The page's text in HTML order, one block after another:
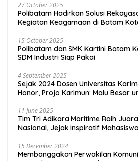
27 October 2025
Polibatam Hadirkan Solusi
Kegiatan Keagamaan di Batam
15 October 2025
Polibatam dan SMK Kartini Batam
SDM Industri Siap Pakai
4 September 2025
Sejak 2024 Dosen Universitas
Honor, Projo Karimun: Malu Besar
11 June 2025
Tim Tri Adikara Maritime Raih
Nasional, Jejak Inspiratif Mahasiswa
15 December 2024
Membanggakan Perwakilan